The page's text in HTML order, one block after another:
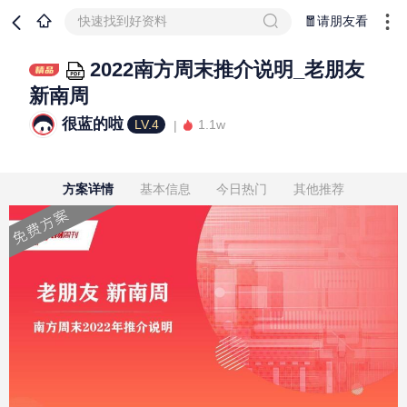
快速找到好资料 🧧请朋友看
2022南方周末推介说明_老朋友
新南周
很蓝的啦 LV.4 1.1w
方案详情 基本信息 今日热门 其他推荐